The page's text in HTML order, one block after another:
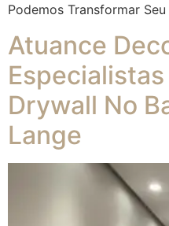
Podemos Transformar
Atuance
Drywall No
Lange